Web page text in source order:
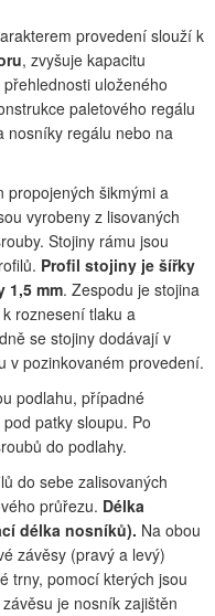
provedení slouží k
, zvyšuje kapacitu
uloženého
paletového regálu
nosníky regálu nebo na
propojených šikmými a
vyrobeny z lisovaných
Stojiny rámu jsou
Profil stojiny je šířky
1,5 mm. Zespodu je stojina
roznesení tlaku a
se stojiny dodávají v
v pozinkovaném provedení.
podlahu, případné
patky sloupu. Po
do podlahy.
do sebe zalisovaných
průřezu. Délka
délka nosníků). Na obou
závěsy (pravý a levý)
trny, pomocí kterých jsou
je nosník zajištěn